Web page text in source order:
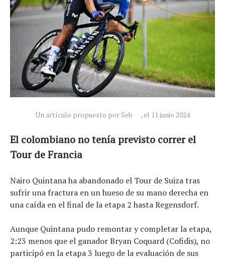
Un artículo propuesto por Seb , el 11 junio 2024
El colombiano no tenía previsto correr el
Tour de Francia
Nairo Quintana ha abandonado el Tour de Suiza tras
sufrir una fractura en un hueso de su mano derecha en
una caída en el final de la etapa 2 hasta Regensdorf.
Aunque Quintana pudo remontar y completar la etapa,
2:23 menos que el ganador Bryan Coquard (Cofidis), no
participó en la etapa 3 luego de la evaluación de sus
Tecnologías
Revisión de productos
Tendencias
Artículos